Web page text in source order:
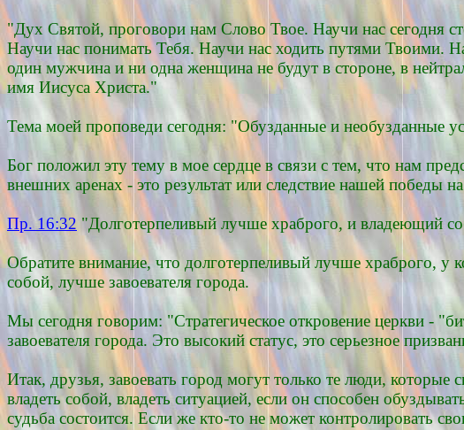
"Дух Святой, проговори нам Слово Твое. Научи нас сегодня
Научи нас понимать Тебя. Научи нас ходить путями Твоими.
один мужчина и ни одна женщина не будут в стороне, в
имя Иисуса Христа."
Тема моей проповеди сегодня: "Обузданные и необузданные
Бог положил эту тему в мое сердце в связи с тем, что нам
внешних аренах - это результат или следствие нашей победы
Пр. 16:32 "Долготерпеливый лучше храброго, и владеющий
Обратите внимание, что долготерпеливый лучше храброго, у
собой, лучше завоевателя города.
Мы сегодня говорим: "Стратегическое откровение церкви -
завоевателя города. Это высокий статус, это серьезное
Итак, друзья, завоевать город могут только те люди, которые
владеть собой, владеть ситуацией, если он способен
судьба состоится. Если же кто-то не может контролировать